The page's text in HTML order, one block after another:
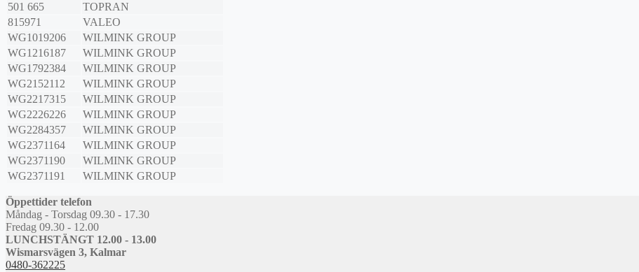
501 665
TOPRAN
815971
VALEO
WG1019206
WILMINK GROUP
WG1216187
WILMINK GROUP
WG1792384
WILMINK GROUP
WG2152112
WILMINK GROUP
WG2217315
WILMINK GROUP
WG2226226
WILMINK GROUP
WG2284357
WILMINK GROUP
WG2371164
WILMINK GROUP
WG2371190
WILMINK GROUP
WG2371191
WILMINK GROUP
Öppettider telefon
Måndag - Torsdag 09.30 - 17.30
Fredag 09.30 - 12.00
LUNCHSTÄNGT 12.00 - 13.00
Wismarsvägen 3, Kalmar
0480-362225